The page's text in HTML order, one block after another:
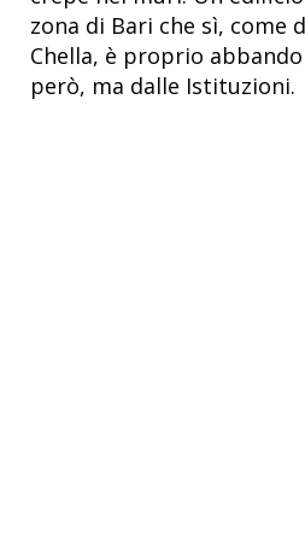
zona di Bari che sì, come
Chella, è proprio
però, ma dalle Istituzioni.